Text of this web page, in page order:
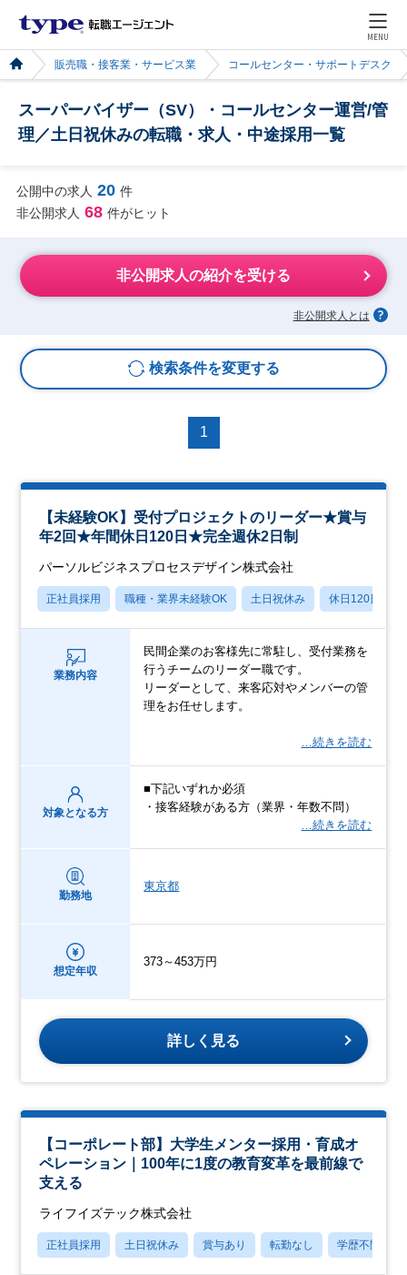
MENU
販売職・接客業・サービス業 コールセンター・サポートデスク
スーパーバイザー（SV）・コールセンター運営/管
理／土日祝休みの転職・求人・中途採用一覧
公開中の求人 20 件
非公開求人 68 件がヒット
非公開求人の紹介を受ける
非公開求人とは
検索条件を変更する
1
【未経験OK】受付プロジェクトのリーダー★賞与
年2回★年間休日120日★完全週休2日制
パーソルビジネスプロセスデザイン株式会社
正社員採用 職種・業界未経験OK 土日祝休み 休日120日以上
業務内容
民間企業のお客様先に常駐し、受付業務を
行うチームのリーダー職です。
リーダーとして、来客応対やメンバーの管
理をお任せします。
…続きを読む
対象となる方
■下記いずれか必須
・接客経験がある方（業界・年数不問）
…続きを読む
勤務地
東京都
想定年収
373～453万円
詳しく見る
【コーポレート部】大学生メンター採用・育成オ
ペレーション｜100年に1度の教育変革を最前線で
支える
ライフイズテック株式会社
正社員採用 土日祝休み 賞与あり 転勤なし 学歴不問